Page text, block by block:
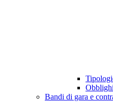
Bandi di gara e